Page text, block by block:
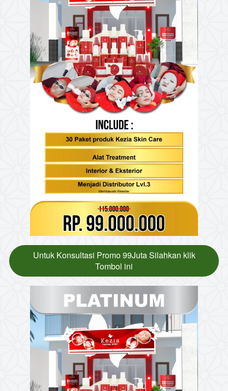
Untuk Konsultasi Promo 99Juta Silahkan klik
Tombol ini